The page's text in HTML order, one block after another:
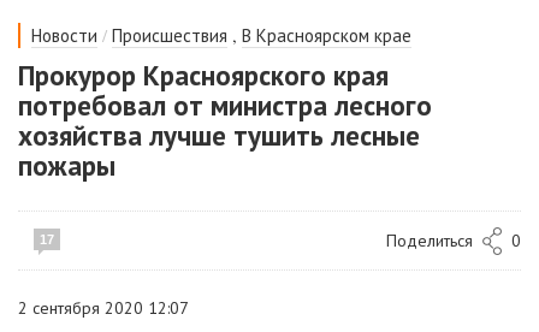
Новости / Происшествия , В Красноярском крае
Прокурор Красноярского края
потребовал от министра лесного
хозяйства лучше тушить лесные
пожары
17 Поделиться 0
2 сентября 2020 12:07